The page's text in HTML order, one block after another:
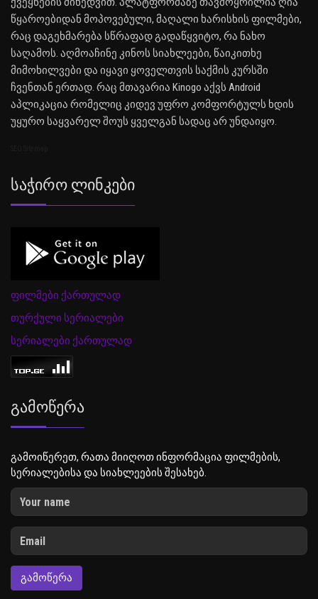
წყაროებიდან მოპოვებული, მაღალი ხარისხის ფილმები,
რაც დაგეხმარება სწრაფად გადაწყვიტო, რა ნახო
საღამოს. აღმოაჩინე კინოს სიახლეები, წაიკითხე
მიმოხილვები და იყავი ყოველთვის საქმის კურსში
ჩვენთან ერთად. რაც მთავარია Kinogo აქვს Android
აპლიკაცია რომელიც კიდევ უფრო კომფორტულს ხდის
უყურო საყვარელ შოუს ყველგან სადაც არ უნდაიყო.
Საჭირო Ლინკები
ფილმები ქართულად
თურქული სერიალები
სერიალები ქართულად
Გამოწერა
გამოიწერეთ, რათა მიიღოთ ინფორმაცია ფილმების,
სერიალებისა და სიახლეების შესახებ.
ᲒᲐᲛᲝᲬᲔᲠᲐ